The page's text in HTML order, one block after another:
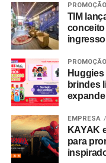
Next, complementa
identidade visual e o
no ponto de venda e
PROMOÇÃO
TIM
conceito
PROMOÇÃO
brindes
EMPRESA
KAYAK
para